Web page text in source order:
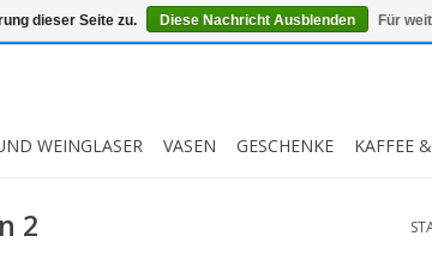
0
WEINGLASER VASEN GESCHENKE KAFFEE
2
dieser Seite zu. Diese Nachricht Ausblenden Für